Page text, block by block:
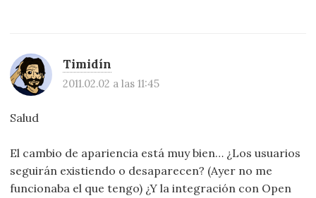
Timidín
2011.02.02 a las 11:45
Salud
El cambio de apariencia está muy bien… ¿Los usuarios
seguirán existiendo o desaparecen? (Ayer no me
funcionaba el que tengo) ¿Y la integración con Open